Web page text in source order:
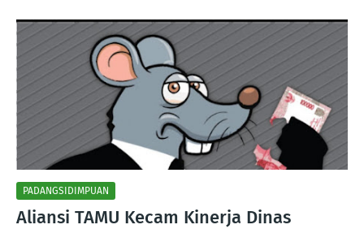
PADANGSIDIMPUAN
Aliansi TAMU Kecam Kinerja Dinas